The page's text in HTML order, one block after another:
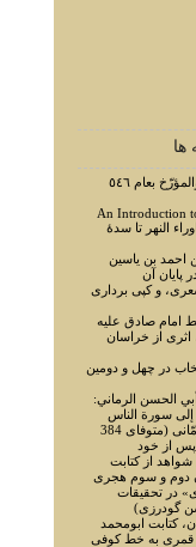
ها
مصحف الزّعفراني المترجَم والمؤرّخ بعام ٥٤٦
An Introduction
النهر تا سدۀ
احمد بن یاسین
و کپی برداری
امام صادق علیه
اثری از خراسان
در چهل و دومین
الحسن الرماني:
إلی سورة الناس
اهمیت و اثر تفسیر گمشدۀ رمّانی (متوفای 384
از خود
شواهد از کتابت
دوم و سوم هجری
در تحقیقات
گودرزی)
کتابت ابومحمد
جعفر بن علی الوراق در 416 قمری به خط کوفی